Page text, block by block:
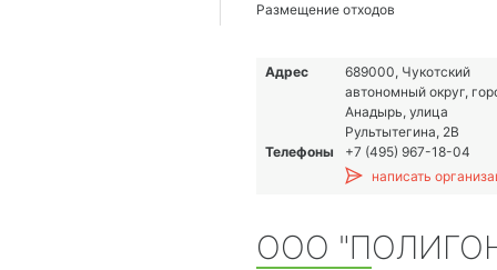
Размещение отходов
Адрес
689000, Чукотский
автономный округ,
Анадырь, улица
Рультытегина, 2В
Телефоны
+7 (495) 967-18-04
написать
ООО